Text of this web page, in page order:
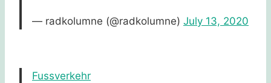
— radkolumne (@radkolumne) July 13, 2020
Fussverkehr